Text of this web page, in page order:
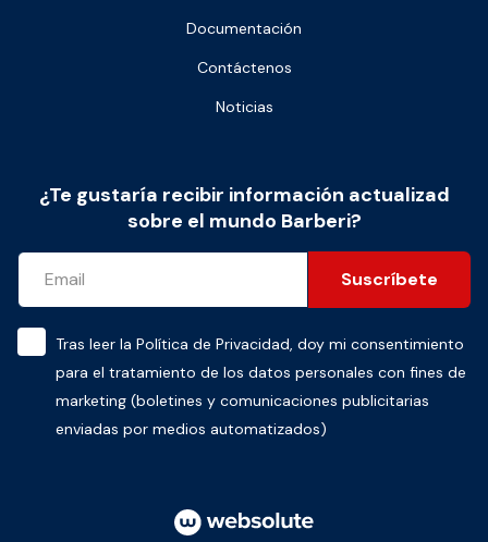
Documentación
Contáctenos
Noticias
¿Te gustaría recibir información actualizad
sobre el mundo Barberi?
Suscríbete
Tras leer la Política de Privacidad , doy mi consentimiento
para el tratamiento de los datos personales con fines de
marketing (boletines y comunicaciones publicitarias
enviadas por medios automatizados)